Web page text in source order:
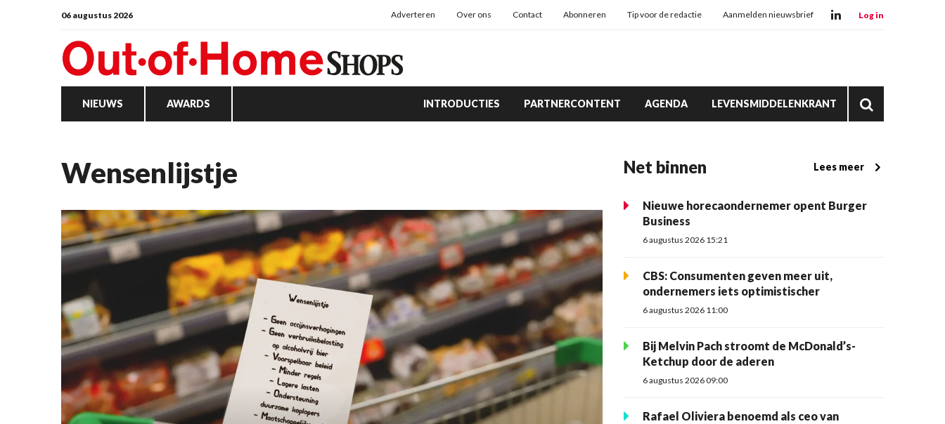
06 augustus 2026 Adverteren Over ons Contact Abonneren Tip voor de redactie Aanmelden nieuwsbrief Log in
NIEUWS AWARDS INTRODUCTIES PARTNERCONTENT AGENDA LEVENSMIDDELENKRANT
wensenlijstje Net binnen Lees meer
Nieuwe horecaondernemer opent Burger
Business
6 augustus 2026 15:21
CBS: Consumenten geven meer uit,
ondernemers iets optimistischer
6 augustus 2026 11:00
Bij Melvin Pach stroomt de McDonald’s-
Ketchup door de aderen
6 augustus 2026 09:00
Rafael Oliviera benoemd als ceo van